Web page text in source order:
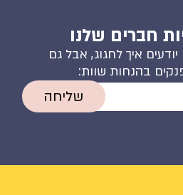
חברים שלנו
איך לחגוג, אבל גם
בהנחות שוות:
שליחה